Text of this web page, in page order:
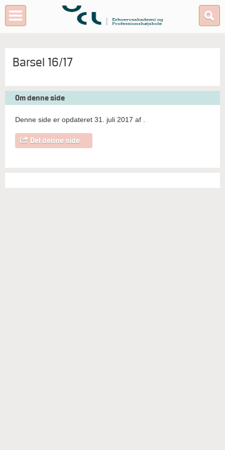
Barsel 16/17
Om denne side
Denne side er opdateret 31. juli 2017 af
Del denne side